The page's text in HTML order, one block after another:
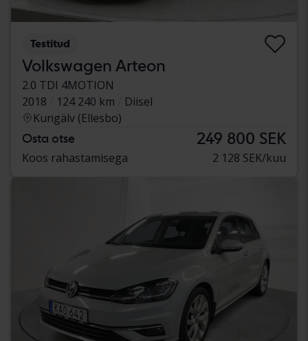
Testitud
Volkswagen Arteon
2.0 TDI 4MOTION
2018
124 240 km
Diisel
Kungälv (Ellesbo)
Osta otse 249 800 SEK
Koos rahastamisega 2 128 SEK/kuu